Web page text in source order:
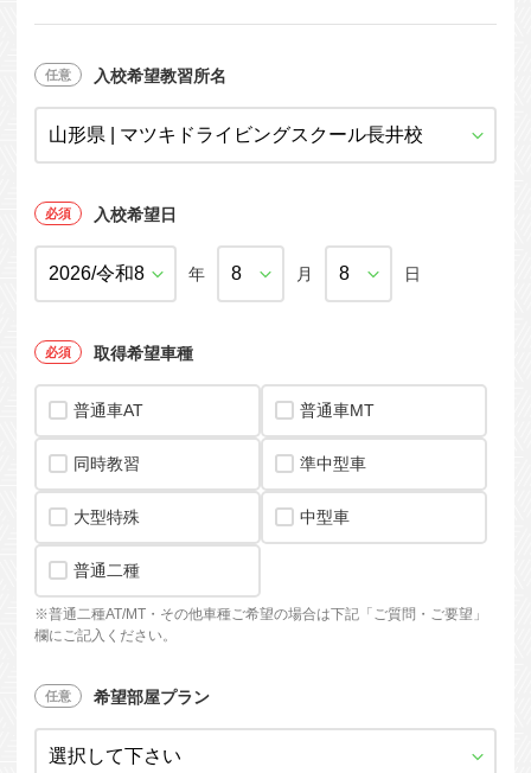
普通二種
中型二種
大型車+大型特殊
大型特殊+けん引
大型車+大型特殊+けん引
九州エリア
沖縄エリア
ホテルプランがある教習所
給付金制度について
合宿免許とは
免許の行政処分と再取得について
初心運転者の処分と再試験
停止処分を受けた方の再取得
入校希望教習所名
入校希望日
年 月 日
取得希望車種
普通車AT 普通車MT
同時教習 準中型車
大型特殊 中型車
普通二種
※普通二種AT/MT・ その他車種ご希望の場合は下記「ご質問・ご要望」
欄にご記入ください。
希望部屋プラン